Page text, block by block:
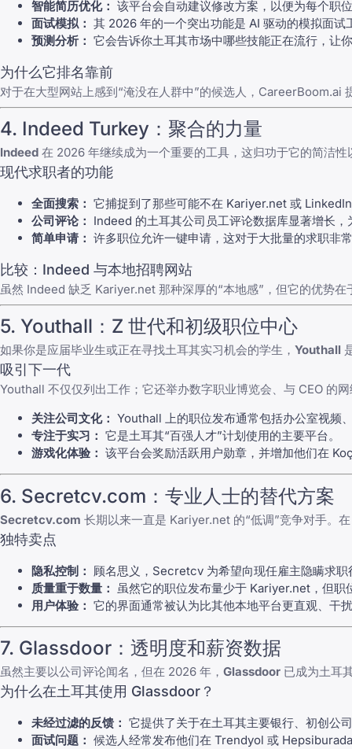
智能简历优化： 该平台会自动建议修改方案，以便为每个职
面试模拟： 其 2026 年的一个突出功能是 AI 驱动的模拟面
预测分析： 它会告诉你土耳其市场中哪些技能正在流行，让
为什么它排名靠前
对于在大型网站上感到“淹没在人群中”的候选人，CareerBoom.ai
4. Indeed Turkey：聚合的力量
Indeed 在 2026 年继续成为一个重要的工具，这归功于它的简洁
现代求职者的功能
全面搜索： 它捕捉到了那些可能不在 Kariyer.net 或
公司评论： Indeed 的土耳其公司员工评论数据库显著增长
简单申请： 许多职位允许一键申请，这对于大批量的求职非
比较：Indeed 与本地招聘网站
虽然 Indeed 缺乏 Kariyer.net 那种深厚的“本地感”，但它的优势
5. Youthall：Z 世代和初级职位中心
如果你是应届毕业生或正在寻找土耳其实习机会的学生， Youthall
吸引下一代
Youthall 不仅仅列出工作；它还举办数字职业博览会、与 CEO 的
关注公司文化： Youthall 上的职位发布通常包括办公室视频
专注于实习： 它是土耳其“百强人才”计划使用的主要平台。
游戏化体验： 该平台会奖励活跃用户勋章，并增加他们在
6. Secretcv.com：专业人士的替代方案
Secretcv.com 长期以来一直是 Kariyer.net 的“低调”竞争对手。
独特卖点
隐私控制： 顾名思义，Secretcv 为希望向现任雇主隐瞒求
质量重于数量： 虽然它的职位发布量少于 Kariyer.net，但职
用户体验： 它的界面通常被认为比其他本地平台更直观、干
7. Glassdoor：透明度和薪资数据
虽然主要以公司评论闻名，但在 2026 年， Glassdoor 已成为土耳
为什么在土耳其使用 Glassdoor？
未经过滤的反馈： 它提供了关于在土耳其主要银行、初创公
面试问题： 候选人经常发布他们在 Trendyol 或